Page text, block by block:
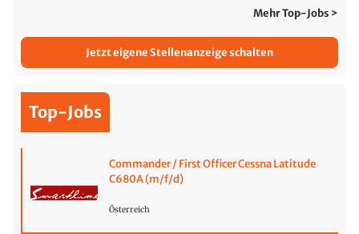
Mehr Top-Jobs >
Jetzt eigene Stellenanzeige schalten
Top-Jobs
Commander / First Officer Cessna Latitude
C680A (m/f/d)
Österreich